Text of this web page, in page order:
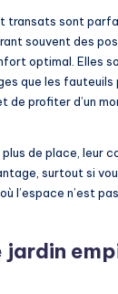
transats sont
souvent des
optimal. Elles
que les fauteuils
de profiter d’un
plus de place, leur
surtout si
l’espace n’est
jardin